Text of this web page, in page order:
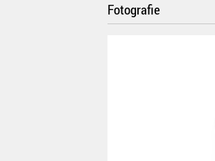
Fotografie